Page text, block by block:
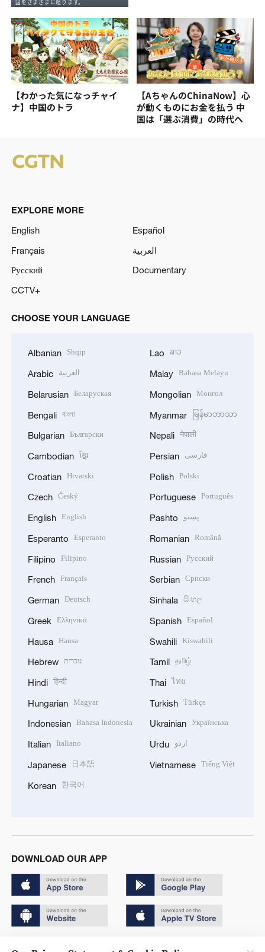
【わかった気になっチャイ
ナ】中国のトラ
【AちゃんのChinaNow】心
が動くものにお金を払う 中
国は「選ぶ消費」の時代へ
EXPLORE MORE
English
Español
Français
العربية
Русский
Documentary
CCTV+
CHOOSE YOUR LANGUAGE
Albanian Shqip
Arabic العربية
Belarusian Беларуская
Bengali বাংলা
Bulgarian Български
Cambodian ខ្មែរ
Croatian Hrvatski
Czech Český
English English
Esperanto Esperanto
Filipino Filipino
French Français
German Deutsch
Greek Ελληνικά
Hausa Hausa
Hebrew עברית
Hindi हिन्दी
Hungarian Magyar
Indonesian Bahasa Indonesia
Italian Italiano
Japanese 日本語
Korean 한국어
Lao ລາວ
Malay Bahasa Melayu
Mongolian Монгол
Myanmar မြန်မာဘာသာ
Nepali नेपाली
Persian فارسی
Polish Polski
Portuguese Português
Pashto پښتو
Romanian Română
Russian Русский
Serbian Српски
Sinhala සිංහල
Spanish Español
Swahili Kiswahili
Tamil தமிழ்
Thai ไทย
Turkish Türkçe
Ukrainian Українська
Urdu اردو
Vietnamese Tiếng Việt
DOWNLOAD OUR APP